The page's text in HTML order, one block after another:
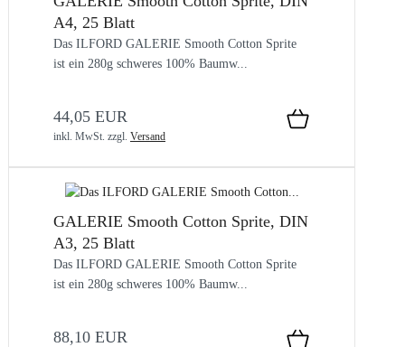
A4, 25 Blatt
Das ILFORD GALERIE Smooth Cotton Sprite
ist ein 280g schweres 100% Baumw...
44,05 EUR
inkl. MwSt. zzgl. Versand
GALERIE Smooth Cotton Sprite, DIN
A3, 25 Blatt
Das ILFORD GALERIE Smooth Cotton Sprite
ist ein 280g schweres 100% Baumw...
88,10 EUR